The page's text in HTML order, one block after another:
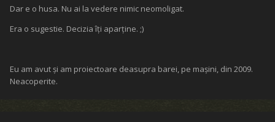
Dar e o husa. Nu ai la vedere nimic neomoligat.
Era o sugestie. Decizia îți aparține. ;)
Eu am avut și am proiectoare deasupra barei, pe mașini, din 2009.
Neacoperite.